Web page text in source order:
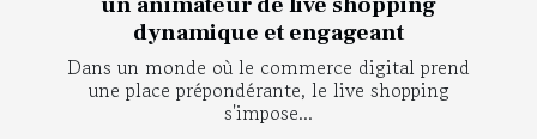
dynamique et engageant
Dans un monde où le commerce digital prend
une place prépondérante, le live shopping
s'impose...